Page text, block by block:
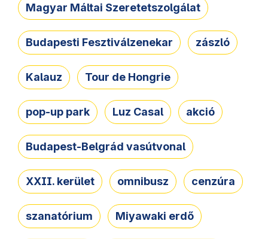
Magyar Máltai Szeretetszolgálat
Budapesti Fesztiválzenekar zászló
Kalauz Tour de Hongrie
pop-up park Luz Casal akció
Budapest-Belgrád vasútvonal
XXII. kerület omnibusz cenzúra
szanatórium Miyawaki erdő